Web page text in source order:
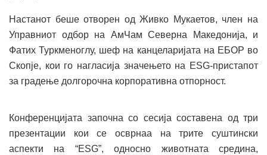
Настанот беше отворен од Живко Мукаетов, член на
Управниот одбор на АмЧам Северна Македонија, и
Фатих Туркменоглу, шеф на канцеларијата на ЕБОР во
Скопје, кои го нагласија значењето на ESG-пристапот
за градење долгорочна корпоративна отпорност.
Конференцијата започна со сесија составена од три
презентации кои се осврнаа на трите суштински
аспекти на “ESG”, односно животната средина,